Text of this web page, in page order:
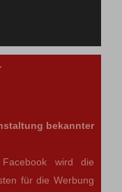
bekannter
wird die
für die Werbung